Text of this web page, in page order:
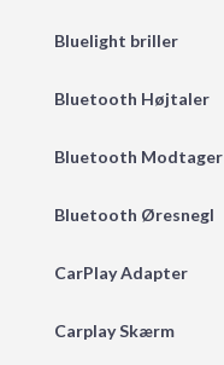
Bluelight briller
Bluetooth Højtaler
Bluetooth Modtager
Bluetooth Øresnegl
CarPlay Adapter
Carplay Skærm